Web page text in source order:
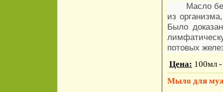
Масло
из
Было
потовых
Цена: 100мл
Мыло для